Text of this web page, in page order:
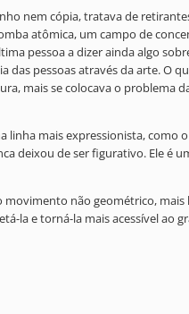
nem cópia, tratava de
atômica, um campo de
pessoa a dizer ainda algo
pessoas através da arte. O
mais se colocava o problema
mais expressionista, como o
deixou de ser figurativo. Ele é
não geométrico, mais
la e torná-la mais acessível ao